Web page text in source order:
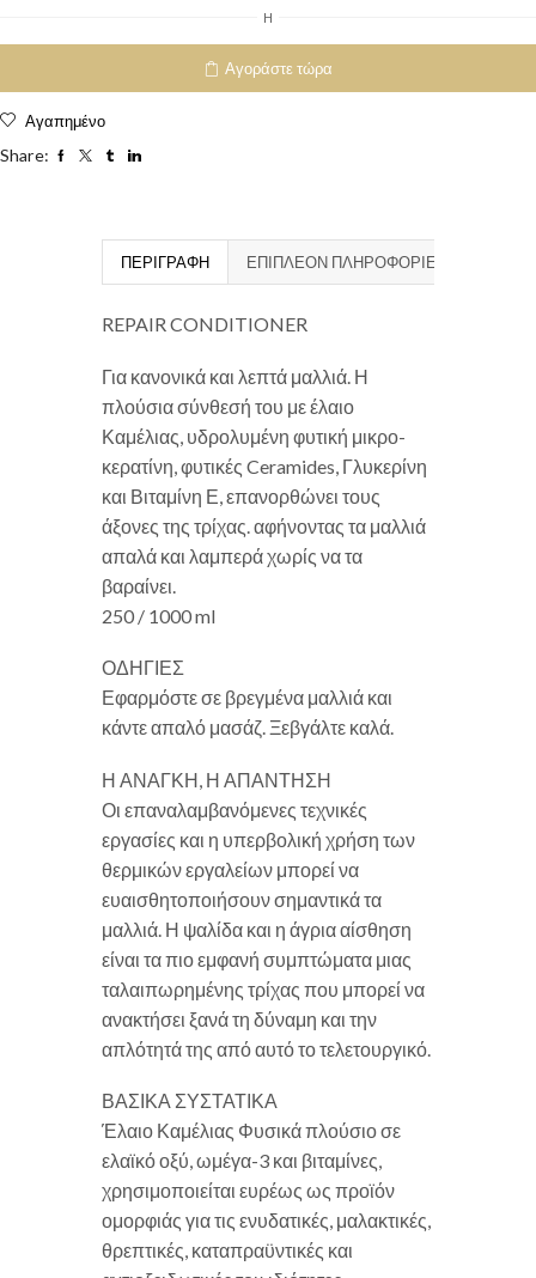
H
Αγοράστε τώρα
Αγαπημένο
Share:
ΠΕΡΙΓΡΑΦΉ ΕΠΙΠΛΈΟΝ ΠΛΗΡΟΦΟΡΊΕΣ
REPAIR CONDITIONER
Για κανονικά και λεπτά μαλλιά. Η
πλούσια σύνθεσή του με έλαιο
Καμέλιας, υδρολυμένη φυτική μικρο-
κερατίνη, φυτικές Ceramides, Γλυκερίνη
και Βιταμίνη Ε, επανορθώνει τους
άξονες της τρίχας. αφήνοντας τα μαλλιά
απαλά και λαμπερά χωρίς να τα
βαραίνει.
250 / 1000 ml
ΟΔΗΓΙΕΣ
Εφαρμόστε σε βρεγμένα μαλλιά και
κάντε απαλό μασάζ. Ξεβγάλτε καλά.
Η ΑΝΑΓΚΗ, Η ΑΠΑΝΤΗΣΗ
Οι επαναλαμβανόμενες τεχνικές
εργασίες και η υπερβολική χρήση των
θερμικών εργαλείων μπορεί να
ευαισθητοποιήσουν σημαντικά τα
μαλλιά. Η ψαλίδα και η άγρια αίσθηση
είναι τα πιο εμφανή συμπτώματα μιας
ταλαιπωρημένης τρίχας που μπορεί να
ανακτήσει ξανά τη δύναμη και την
απλότητά της από αυτό το τελετουργικό.
ΒΑΣΙΚΑ ΣΥΣΤΑΤΙΚΑ
Έλαιο Καμέλιας Φυσικά πλούσιο σε
ελαϊκό οξύ, ωμέγα-3 και βιταμίνες,
χρησιμοποιείται ευρέως ως προϊόν
ομορφιάς για τις ενυδατικές, μαλακτικές,
θρεπτικές, καταπραϋντικές και